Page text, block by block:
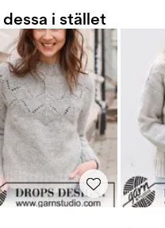
i stället